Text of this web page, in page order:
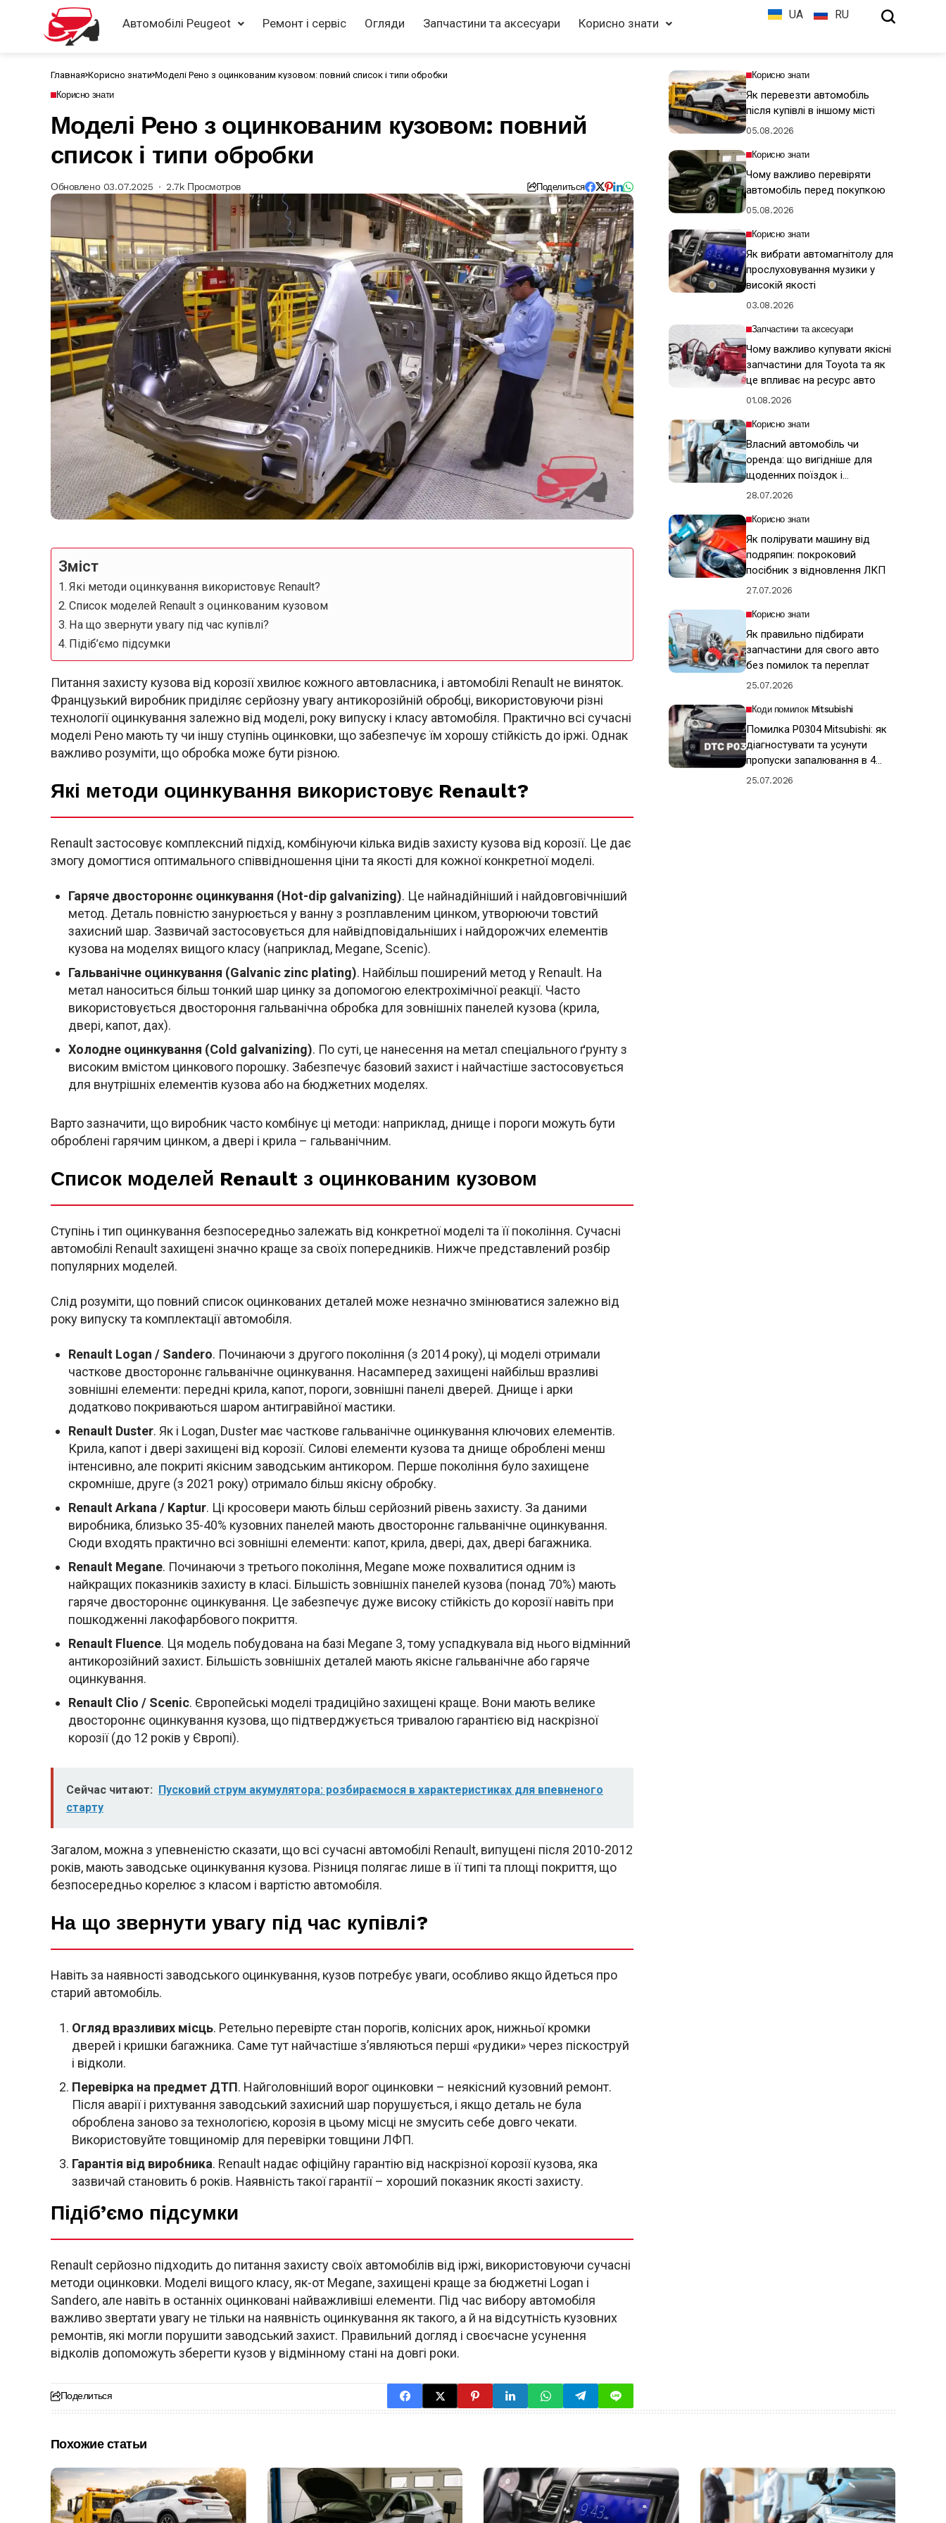
Автомобілі Peugeot Ремонт і сервіс Огляди Запчастини та аксесуари Корисно знати
UA RU
Главная Корисно знати Моделі Рено з оцинкованим кузовом: повний список і типи обробки
Корисно знати
Моделі Рено з оцинкованим кузовом: повний
список і типи обробки
Обновлено 03.07.2025 2.7k Просмотров Поделиться
Зміст
Які методи оцинкування використовує Renault?
Список моделей Renault з оцинкованим кузовом
На що звернути увагу під час купівлі?
Підіб’ємо підсумки
Питання захисту кузова від корозії хвилює кожного автовласника, і автомобілі Renault не виняток.
Французький виробник приділяє серйозну увагу антикорозійній обробці, використовуючи різні
технології оцинкування залежно від моделі, року випуску і класу автомобіля. Практично всі сучасні
моделі Рено мають ту чи іншу ступінь оцинковки, що забезпечує їм хорошу стійкість до іржі. Однак
важливо розуміти, що обробка може бути різною.
Які методи оцинкування використовує Renault?
Renault застосовує комплексний підхід, комбінуючи кілька видів захисту кузова від корозії. Це дає
змогу домогтися оптимального співвідношення ціни та якості для кожної конкретної моделі.
Гаряче двостороннє оцинкування (Hot-dip galvanizing). Це найнадійніший і найдовговічніший
метод. Деталь повністю занурюється у ванну з розплавленим цинком, утворюючи товстий
захисний шар. Зазвичай застосовується для найвідповідальніших і найдорожчих елементів
кузова на моделях вищого класу (наприклад, Megane, Scenic).
Гальванічне оцинкування (Galvanic zinc plating). Найбільш поширений метод у Renault. На
метал наноситься більш тонкий шар цинку за допомогою електрохімічної реакції. Часто
використовується двостороння гальванічна обробка для зовнішніх панелей кузова (крила,
двері, капот, дах).
Холодне оцинкування (Cold galvanizing). По суті, це нанесення на метал спеціального ґрунту з
високим вмістом цинкового порошку. Забезпечує базовий захист і найчастіше застосовується
для внутрішніх елементів кузова або на бюджетних моделях.
Варто зазначити, що виробник часто комбінує ці методи: наприклад, днище і пороги можуть бути
оброблені гарячим цинком, а двері і крила – гальванічним.
Список моделей Renault з оцинкованим кузовом
Ступінь і тип оцинкування безпосередньо залежать від конкретної моделі та її покоління. Сучасні
автомобілі Renault захищені значно краще за своїх попередників. Нижче представлений розбір
популярних моделей.
Слід розуміти, що повний список оцинкованих деталей може незначно змінюватися залежно від
року випуску та комплектації автомобіля.
Renault Logan / Sandero. Починаючи з другого покоління (з 2014 року), ці моделі отримали
часткове двостороннє гальванічне оцинкування. Насамперед захищені найбільш вразливі
зовнішні елементи: передні крила, капот, пороги, зовнішні панелі дверей. Днище і арки
додатково покриваються шаром антигравійної мастики.
Renault Duster. Як і Logan, Duster має часткове гальванічне оцинкування ключових елементів.
Крила, капот і двері захищені від корозії. Силові елементи кузова та днище оброблені менш
інтенсивно, але покриті якісним заводським антикором. Перше покоління було захищене
скромніше, друге (з 2021 року) отримало більш якісну обробку.
Renault Arkana / Kaptur. Ці кросовери мають більш серйозний рівень захисту. За даними
виробника, близько 35-40% кузовних панелей мають двостороннє гальванічне оцинкування.
Сюди входять практично всі зовнішні елементи: капот, крила, двері, дах, двері багажника.
Renault Megane. Починаючи з третього покоління, Megane може похвалитися одним із
найкращих показників захисту в класі. Більшість зовнішніх панелей кузова (понад 70%) мають
гаряче двостороннє оцинкування. Це забезпечує дуже високу стійкість до корозії навіть при
пошкодженні лакофарбового покриття.
Renault Fluence. Ця модель побудована на базі Megane 3, тому успадкувала від нього відмінний
антикорозійний захист. Більшість зовнішніх деталей мають якісне гальванічне або гаряче
оцинкування.
Renault Clio / Scenic. Європейські моделі традиційно захищені краще. Вони мають велике
двостороннє оцинкування кузова, що підтверджується тривалою гарантією від наскрізної
корозії (до 12 років у Європі).
Сейчас читают:
Пусковий струм акумулятора: розбираємося в характеристиках для впевненого
старту
Загалом, можна з упевненістю сказати, що всі сучасні автомобілі Renault, випущені після 2010-2012
років, мають заводське оцинкування кузова. Різниця полягає лише в її типі та площі покриття, що
безпосередньо корелює з класом і вартістю автомобіля.
На що звернути увагу під час купівлі?
Навіть за наявності заводського оцинкування, кузов потребує уваги, особливо якщо йдеться про
старий автомобіль.
Огляд вразливих місць. Ретельно перевірте стан порогів, колісних арок, нижньої кромки
дверей і кришки багажника. Саме тут найчастіше з’являються перші «рудики» через піскоструй
і відколи.
Перевірка на предмет ДТП. Найголовніший ворог оцинковки – неякісний кузовний ремонт.
Після аварії і рихтування заводський захисний шар порушується, і якщо деталь не була
оброблена заново за технологією, корозія в цьому місці не змусить себе довго чекати.
Використовуйте товщиномір для перевірки товщини ЛФП.
Гарантія від виробника. Renault надає офіційну гарантію від наскрізної корозії кузова, яка
зазвичай становить 6 років. Наявність такої гарантії – хороший показник якості захисту.
Підіб’ємо підсумки
Renault серйозно підходить до питання захисту своїх автомобілів від іржі, використовуючи сучасні
методи оцинковки. Моделі вищого класу, як-от Megane, захищені краще за бюджетні Logan і
Sandero, але навіть в останніх оцинковані найважливіші елементи. Під час вибору автомобіля
важливо звертати увагу не тільки на наявність оцинкування як такого, а й на відсутність кузовних
ремонтів, які могли порушити заводський захист. Правильний догляд і своєчасне усунення
відколів допоможуть зберегти кузов у відмінному стані на довгі роки.
Поделиться
Корисно знати
Як перевезти автомобіль
після купівлі в іншому місті
05.08.2026
Корисно знати
Чому важливо перевіряти
автомобіль перед покупкою
05.08.2026
Корисно знати
Як вибрати автомагнітолу для
прослуховування музики у
високій якості
03.08.2026
Запчастини та аксесуари
Чому важливо купувати якісні
запчастини для Toyota та як
це впливає на ресурс авто
01.08.2026
Корисно знати
Власний автомобіль чи
оренда: що вигідніше для
щоденних поїздок і
подорожей
28.07.2026
Корисно знати
Як полірувати машину від
подряпин: покроковий
посібник з відновлення ЛКП
27.07.2026
Корисно знати
Як правильно підбирати
запчастини для свого авто
без помилок та переплат
25.07.2026
Коди помилок Mitsubishi
Помилка P0304 Mitsubishi: як
діагностувати та усунути
пропуски запалювання в 4
циліндрі
25.07.2026
Похожие статьи